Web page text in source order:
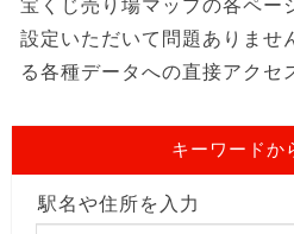
宝くじ売り場マップの各ペー
設定いただいて問題ありませ
る各種データへの直接アクセ
キーワードか
駅名や住所を入力